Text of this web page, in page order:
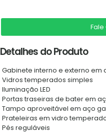
Detalhes do Produto
Gabinete interno e externo
Vidros temperados simples
Iluminação LED
Portas traseiras de bater em
Tampo aproveitável em aço
Prateleiras em vidro
Pés reguláveis